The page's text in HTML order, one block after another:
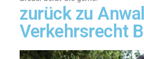
zurück zu
Verkehrsrecht